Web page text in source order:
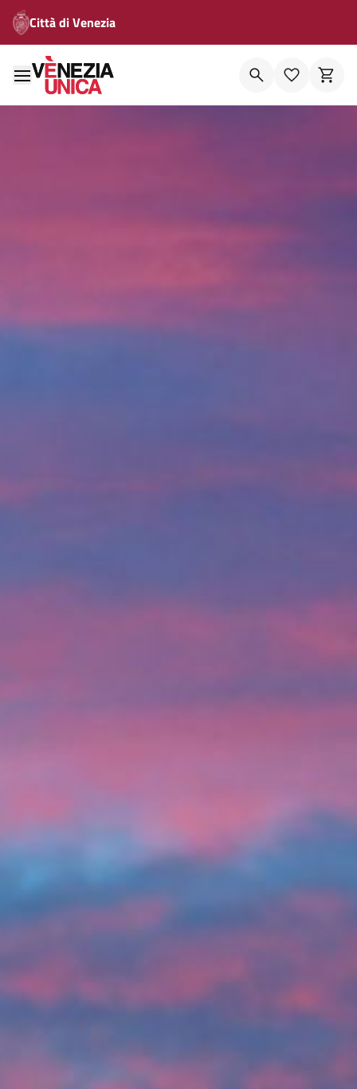
Città di Venezia